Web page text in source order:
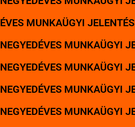
ÉVES MUNKAÜGYI
NEGYEDÉVES MUNKAÜGYI
NEGYEDÉVES MUNKAÜGYI
NEGYEDÉVES MUNKAÜGYI
NEGYEDÉVES MUNKAÜGYI